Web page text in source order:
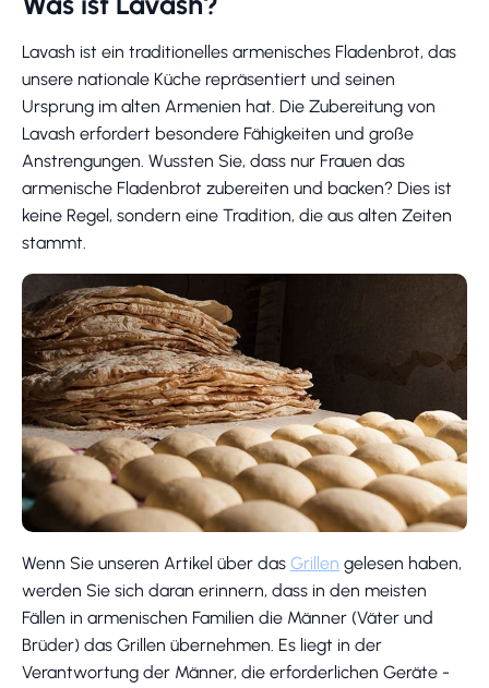
Lavash ist ein traditionelles armenisches Fladenbrot, das
unsere nationale Küche repräsentiert und seinen
Ursprung im alten Armenien hat. Die Zubereitung von
Lavash erfordert besondere Fähigkeiten und große
Anstrengungen. Wussten Sie, dass nur Frauen das
armenische Fladenbrot zubereiten und backen? Dies ist
keine Regel, sondern eine Tradition, die aus alten Zeiten
stammt.
Wenn Sie unseren Artikel über das Grillen gelesen haben,
werden Sie sich daran erinnern, dass in den meisten
Fällen in armenischen Familien die Männer (Väter und
Brüder) das Grillen übernehmen. Es liegt in der
Verantwortung der Männer, die erforderlichen Geräte -